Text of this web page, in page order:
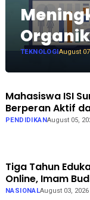
TEKNOLOGIAugust
Mahasiswa ISI
Berperan Aktif
Persiapan
PENDIDIKANAugust 05,
Tiga Tahun
Online, Imam
Hadirkan Brain
NASIONALAugust 03, 2026